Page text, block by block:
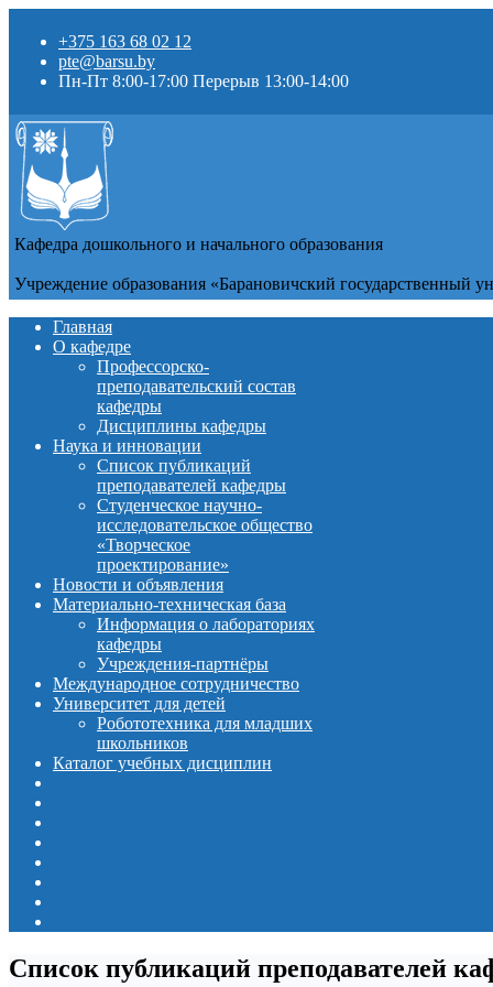
+375 163 68 02 12
pte@barsu.by
Пн-Пт 8:00-17:00 Перерыв 13:00-14:00
Кафедра дошкольного и начального образования
Учреждение образования «Барановичский государственный
Главная
О кафедре
Профессорско-
преподавательский состав
кафедры
Дисциплины кафедры
Наука и инновации
Список публикаций
преподавателей кафедры
Студенческое научно-
исследовательское общество
«Творческое
проектирование»
Новости и объявления
Материально-техническая база
Информация о лабораториях
кафедры
Учреждения-партнёры
Международное сотрудничество
Университет для детей
Робототехника для младших
школьников
Каталог учебных дисциплин
Список публикаций преподавателей